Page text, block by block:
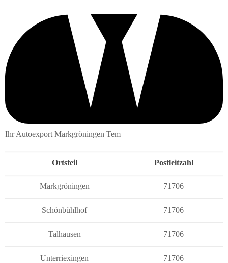
Ihr Autoexport Markgröningen Tem
Ortsteil Postleitzahl
Markgröningen 71706
Schönbühlhof 71706
Talhausen 71706
Unterriexingen 71706